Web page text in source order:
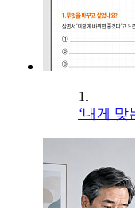
1.
‘내게 맞